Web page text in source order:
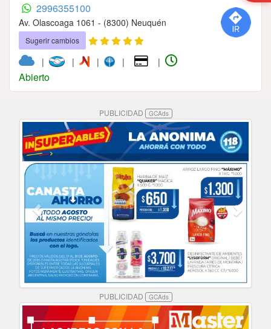
2996355100
Av. Olascoaga 1061 - (8300) Neuquén
Sugerir cambios
| | | | |
Abierto
PUBLICIDAD GCAds
PUBLICIDAD GCAds